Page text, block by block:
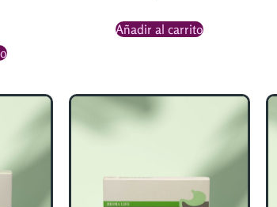
Añadir al carrito